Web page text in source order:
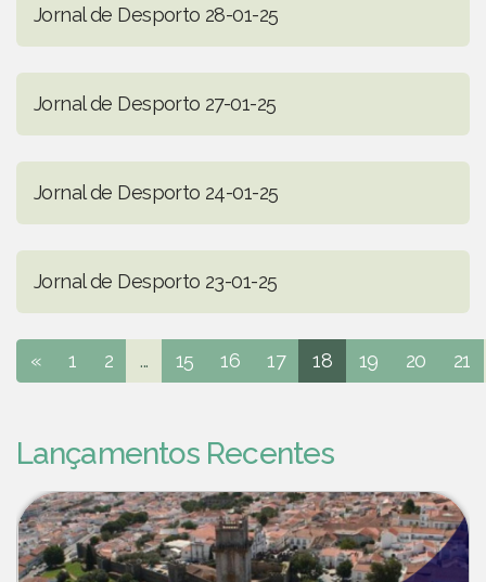
Jornal de Desporto 28-01-25
Jornal de Desporto 27-01-25
Jornal de Desporto 24-01-25
Jornal de Desporto 23-01-25
« 1 2 ... 15 16 17 18 19 20 21
Lançamentos Recentes